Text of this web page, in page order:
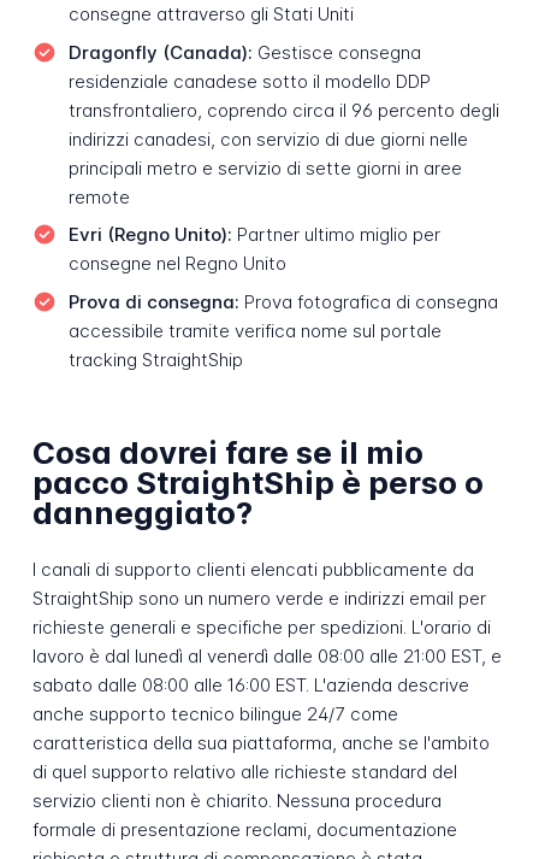
consegne attraverso gli Stati Uniti
Dragonfly (Canada): Gestisce consegna
residenziale canadese sotto il modello DDP
transfrontaliero, coprendo circa il 96 percento degli
indirizzi canadesi, con servizio di due giorni nelle
principali metro e servizio di sette giorni in aree
remote
Evri (Regno Unito): Partner ultimo miglio per
consegne nel Regno Unito
Prova di consegna: Prova fotografica di consegna
accessibile tramite verifica nome sul portale
tracking StraightShip
Cosa dovrei fare se il mio
pacco StraightShip è perso o
danneggiato?
I canali di supporto clienti elencati pubblicamente da
StraightShip sono un numero verde e indirizzi email per
richieste generali e specifiche per spedizioni. L'orario di
lavoro è dal lunedì al venerdì dalle 08:00 alle 21:00 EST, e
sabato dalle 08:00 alle 16:00 EST. L'azienda descrive
anche supporto tecnico bilingue 24/7 come
caratteristica della sua piattaforma, anche se l'ambito
di quel supporto relativo alle richieste standard del
servizio clienti non è chiarito. Nessuna procedura
formale di presentazione reclami, documentazione